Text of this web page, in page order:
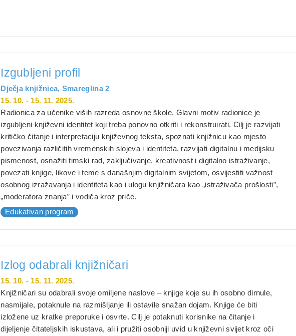
Izgubljeni profil
Dječja knjižnica, Smareglina 2
15. 10. - 15. 11. 2025.
Radionica za učenike viših razreda osnovne škole. Glavni motiv radionice je
izgubljeni književni identitet koji treba ponovno otkriti i rekonstruirati. Cilj je razvijati
kritičko čitanje i interpretaciju književnog teksta, spoznati knjižnicu kao mjesto
povezivanja različitih vremenskih slojeva i identiteta, razvijati digitalnu i medijsku
pismenost, osnažiti timski rad, zaključivanje, kreativnost i digitalno istraživanje,
povezati knjige, likove i teme s današnjim digitalnim svijetom, osvijestiti važnost
osobnog izražavanja i identiteta kao i ulogu knjižničara kao „istraživača prošlosti”,
„moderatora znanja” i vodiča kroz priče.
Edukativan program
Izlog odabrali knjižničari
15. 10. - 15. 11. 2025.
Knjižničari su odabrali svoje omiljene naslove – knjige koje su ih osobno dirnule,
nasmijale, potaknule na razmišljanje ili ostavile snažan dojam. Knjige će biti
izložene uz kratke preporuke i osvrte. Cilj je potaknuti korisnike na čitanje i
dijeljenje čitateljskih iskustava, ali i pružiti osobniji uvid u književni svijet kroz oči